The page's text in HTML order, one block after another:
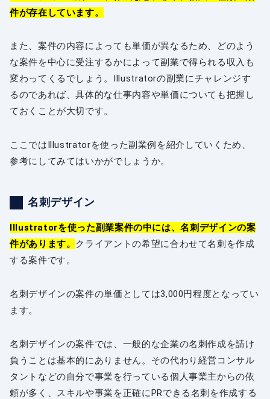
件が存在しています。
また、案件の内容によっても単価が異なるため、どのよう
な案件を中心に受注するかによって副業で得られる収入も
変わってくるでしょう。Illustratorの副業にチャレンジす
るのであれば、具体的な仕事内容や単価についても把握し
ておくことが大切です。
ここではIllustratorを使った副業例を紹介していくため、
参考にしてみてはいかがでしょうか。
名刺デザイン
Illustratorを使った副業案件の中には、名刺デザインの案
件があります。 クライアントの希望に合わせて名刺を作成
する案件です。
名刺デザインの案件の単価としては3,000円程度となってい
ます。
名刺デザインの案件では、一般的な企業の名刺作成を請け
負うことは基本的にありません。その代わり経営コンサル
タントなどの自分で事業を行っている個人事業主からの依
頼が多く、スキルや事業を正確にPRできる名刺を作成する